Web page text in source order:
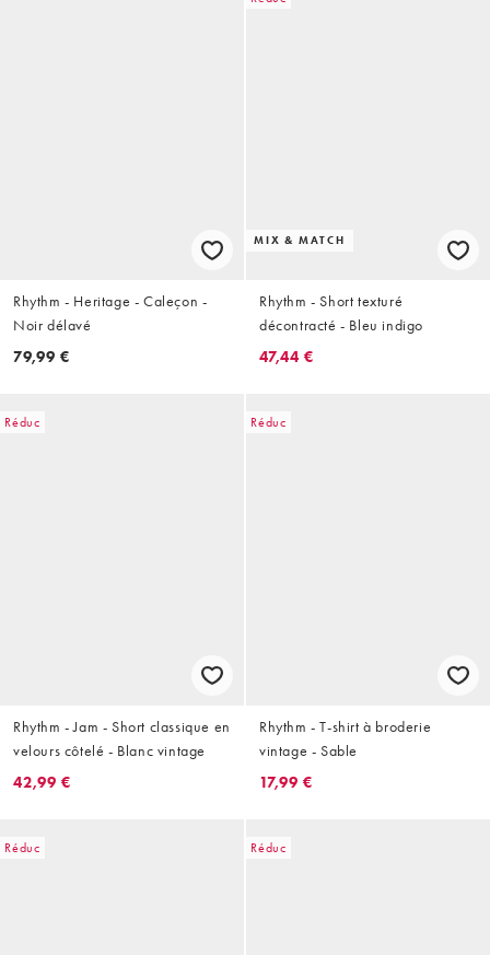
Rhythm - Heritage - Caleçon -
Noir délavé
79,99 €
MIX & MATCH
Rhythm - Short texturé
décontracté - Bleu indigo
47,44 €
Réduc
Rhythm - Jam - Short classique en
velours côtelé - Blanc vintage
42,99 €
Réduc
Rhythm - T-shirt à broderie
vintage - Sable
17,99 €
Réduc Réduc